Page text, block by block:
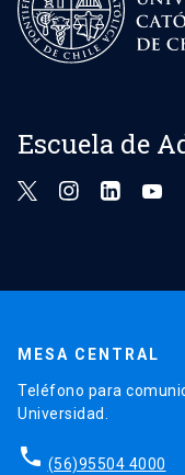
Escuela de
MESA CENTRAL
Teléfono para
Universidad.
phone (56)95504 4000